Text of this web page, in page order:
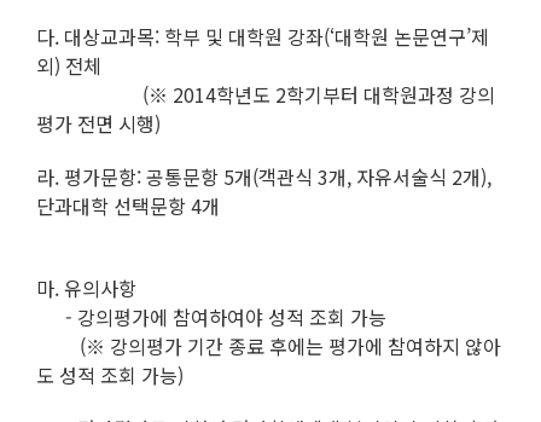
다. 대상교과목: 학부 및 대학원 강좌(‘대학원 논문연구’제
외) 전체
(※ 2014학년도 2학기부터 대학원과정 강의
평가 전면 시행)
라. 평가문항: 공통문항 5개(객관식 3개, 자유서술식 2개),
단과대학 선택문항 4개
마. 유의사항
- 강의평가에 참여하여야 성적 조회 가능
(※ 강의평가 기간 종료 후에는 평가에 참여하지 않아
도 성적 조회 가능)